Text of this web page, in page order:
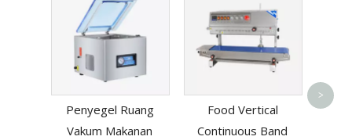
Penyegel Ruang
Vakum Makanan
Food Vertical
Continuous Band
PVC
>